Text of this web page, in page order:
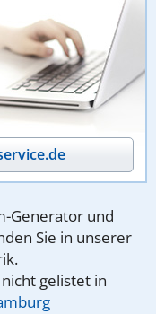
Generator und
Sie in unserer
gelistet in